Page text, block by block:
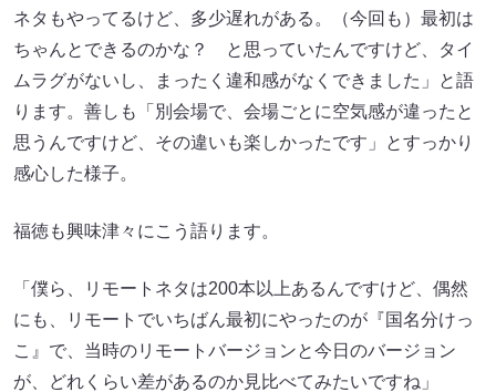
ネタもやってるけど、多少遅れがある。（今回も）最初は
ちゃんとできるのかな？ と思っていたんですけど、タイ
ムラグがないし、まったく違和感がなくできました」と語
ります。善しも「別会場で、会場ごとに空気感が違ったと
思うんですけど、その違いも楽しかったです」とすっかり
感心した様子。
福徳も興味津々にこう語ります。
「僕ら、リモートネタは200本以上あるんですけど、偶然
にも、リモートでいちばん最初にやったのが『国名分けっ
こ』で、当時のリモートバージョンと今日のバージョン
が、どれくらい差があるのか見比べてみたいですね」